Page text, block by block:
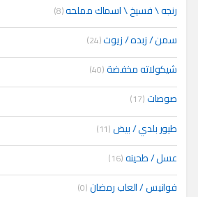
رنجه \ فسيخ \ اسماك مملحه(8)
سمن / زبده / زيوت(24)
شيكولاته مخفضة(40)
صوصات(17)
طيور بلدي / بيض(11)
عسل / طحينه(16)
فوانيس / العاب رمضان(0)